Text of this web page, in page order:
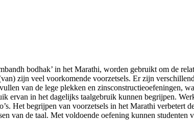
bodhak’ in het Marathi, worden gebruikt om de
zijn veel voorkomende voorzetsels. Er zijn
van de lege plekken en zinsconstructieoefeningen,
ervan in het dagelijks taalgebruik kunnen begrijpen.
Het begrijpen van voorzetsels in het Marathi verbetert
van de taal. Met voldoende oefening kunnen studenten